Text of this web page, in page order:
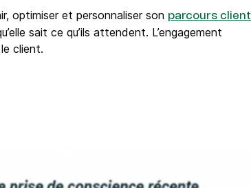
optimiser et personnaliser son parcours client
sait ce qu’ils attendent. L’engagement
client.